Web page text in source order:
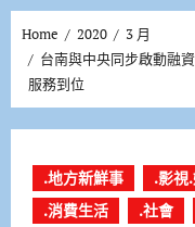
Home 2020
3 月
台南與中央同步啟動融
服務到位
.地方新鮮事 .影視
.消費生活
.社會